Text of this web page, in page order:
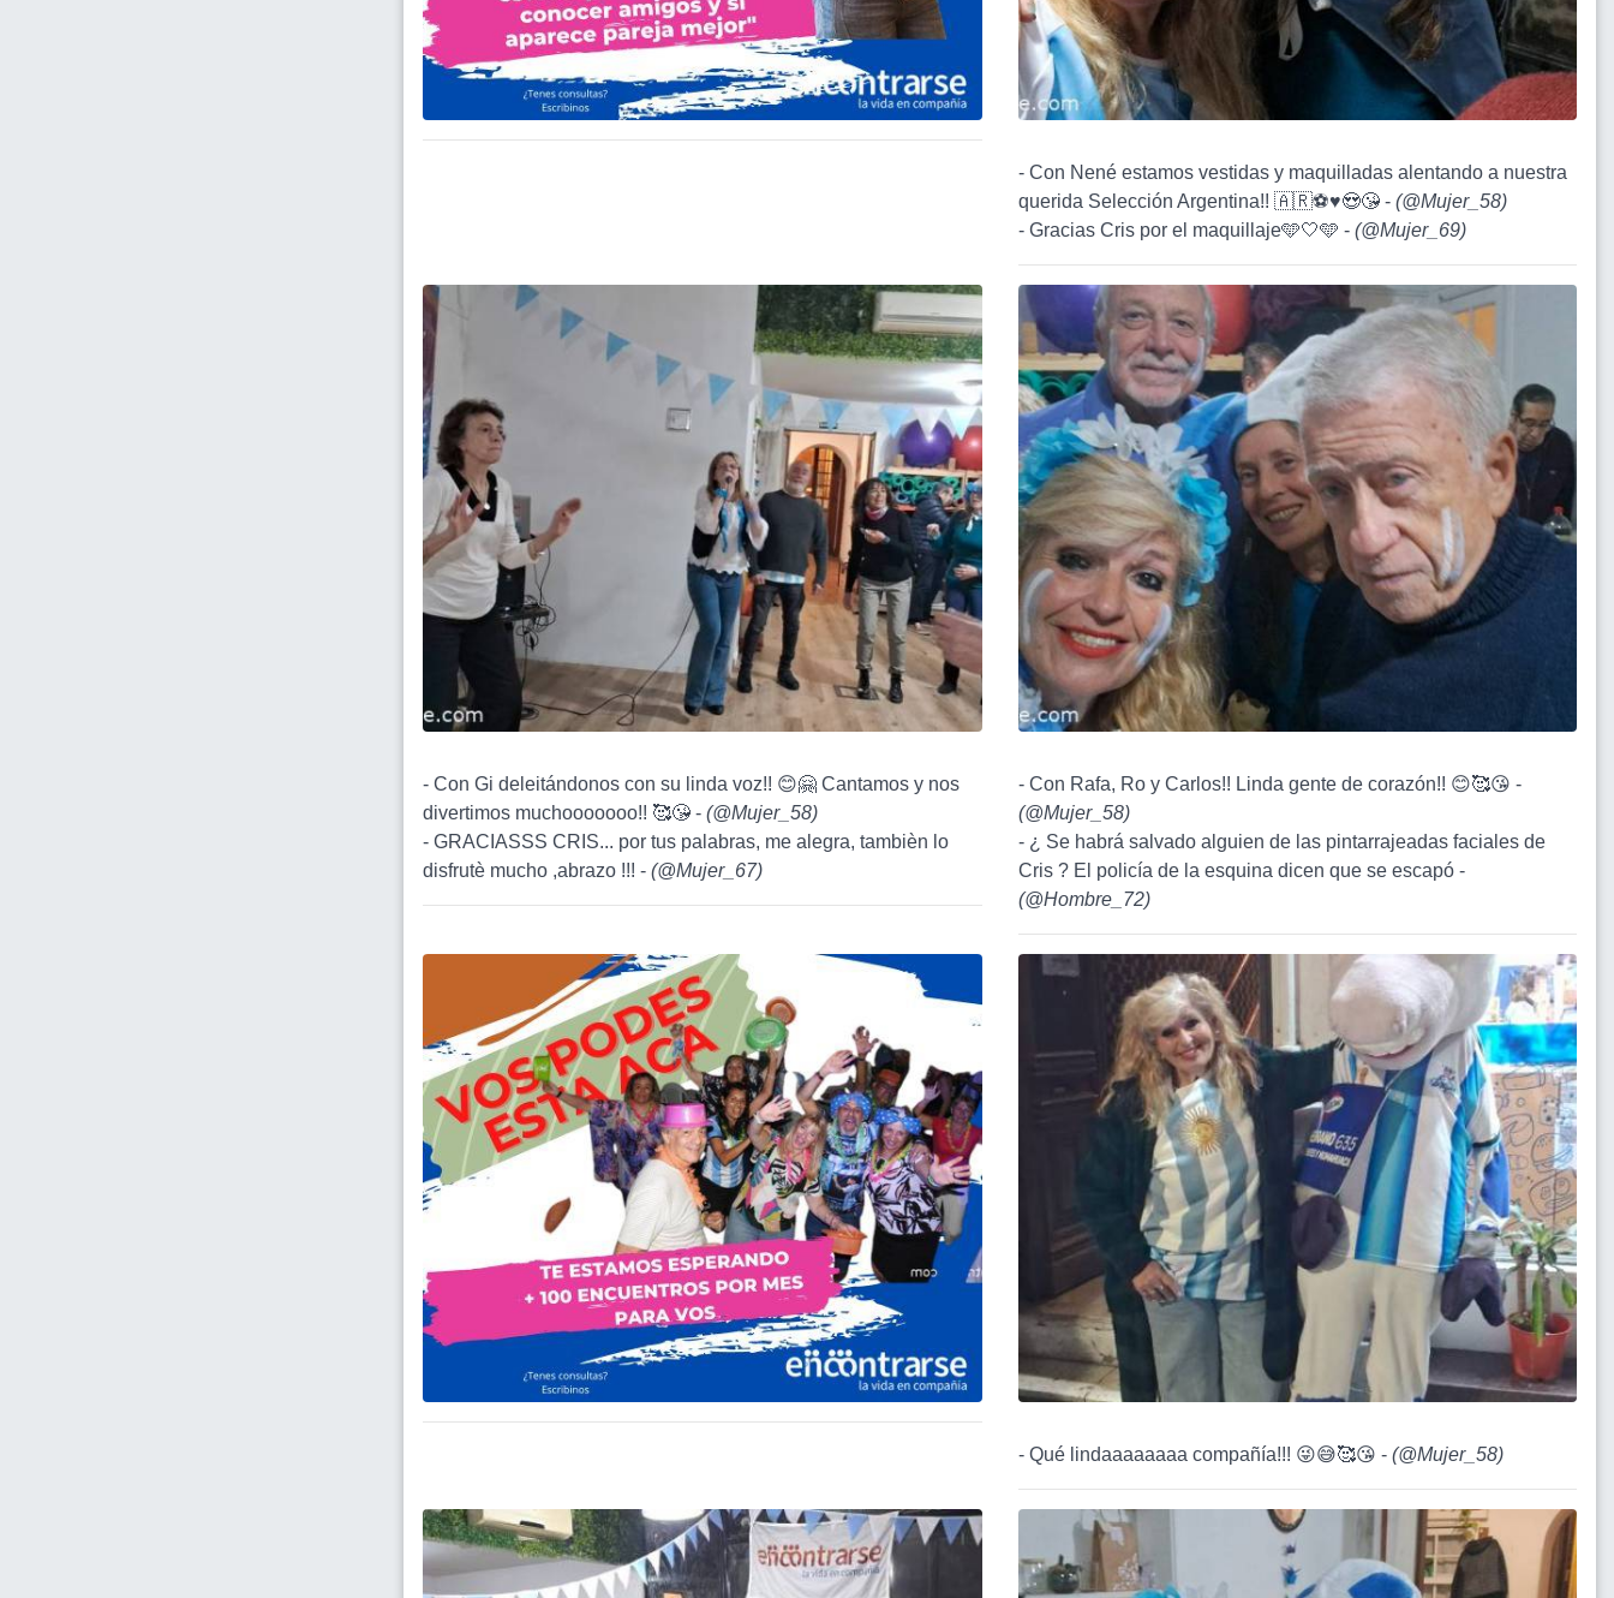
- Con Nené estamos vestidas y maquilladas alentando a nuestra
querida Selección Argentina!! 🇦🇷⚽️♥️😍😘 - (@Mujer_58)
- Gracias Cris por el maquillaje🩵🤍🩵 - (@Mujer_69)
- Con Gi deleitándonos con su linda voz!! 😊🤗 Cantamos y nos
divertimos muchooooooo!! 🥰😘 - (@Mujer_58)
- GRACIASSS CRIS... por tus palabras, me alegra, tambièn lo
disfrutè mucho ,abrazo !!! - (@Mujer_67)
- Con Rafa, Ro y Carlos!! Linda gente de corazón!! 😊🥰😘 -
(@Mujer_58)
- ¿ Se habrá salvado alguien de las pintarrajeadas faciales de
Cris ? El policía de la esquina dicen que se escapó -
(@Hombre_72)
- Qué lindaaaaaaaa compañía!!! 😜😅🥰😘 - (@Mujer_58)